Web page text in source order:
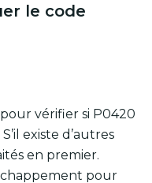
le code
vérifier si P0420
existe d’autres
en premier.
pour